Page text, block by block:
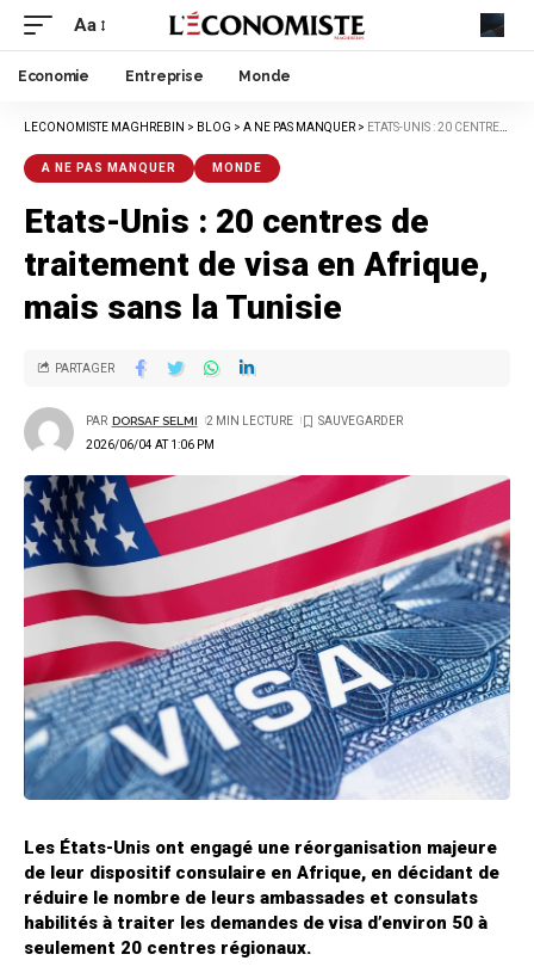
Aa
Economie Entreprise Monde
LECONOMISTE MAGHREBIN > BLOG > A NE PAS MANQUER > ETATS-UNIS : 20 CENTRES DE TRAITEMENT DE VISA EN AFRIQUE, MAIS SANS LA TUNISIE
A NE PAS MANQUER MONDE
Etats-Unis : 20 centres de
traitement de visa en Afrique,
mais sans la Tunisie
2026/06/04 AT 1:06 PM
PAR DORSAF SELMI 2 MIN LECTURE
PARTAGER
Les États-Unis ont engagé une réorganisation majeure
de leur dispositif consulaire en Afrique, en décidant de
réduire le nombre de leurs ambassades et consulats
habilités à traiter les demandes de visa d’environ 50 à
seulement 20 centres régionaux.